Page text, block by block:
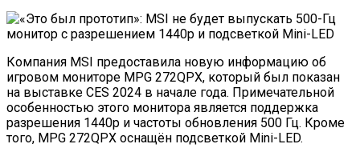
Компания MSI предоставила новую информацию об
игровом мониторе MPG 272QPX, который был показан
на выставке CES 2024 в начале года. Примечательной
особенностью этого монитора является поддержка
разрешения 1440p и частоты обновления 500 Гц. Кроме
того, MPG 272QPX оснащён подсветкой Mini-LED.